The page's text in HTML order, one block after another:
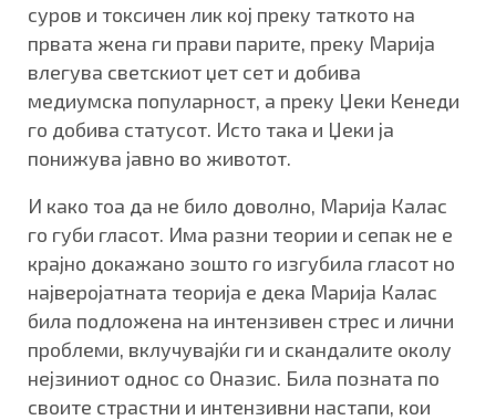
суров и токсичен лик кој преку таткото на
првата жена ги прави парите, преку Марија
влегува светскиот џет сет и добива
медиумска популарност, а преку Џеки Кенеди
го добива статусот. Исто така и Џеки ја
понижува јавно во животот.
И како тоа да не било доволно, Марија Калас
го губи гласот. Има разни теории и сепак не е
крајно докажано зошто го изгубила гласот но
најверојатната теорија е дека Марија Калас
била подложена на интензивен стрес и лични
проблеми, вклучувајќи ги и скандалите околу
нејзиниот однос со Оназис. Била позната по
своите страстни и интензивни настапи, кои